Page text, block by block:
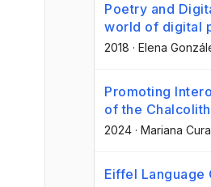
Poetry and
world of digital
2018 · Elena
Promoting
of the
2024 · Mariana
Eiffel Language